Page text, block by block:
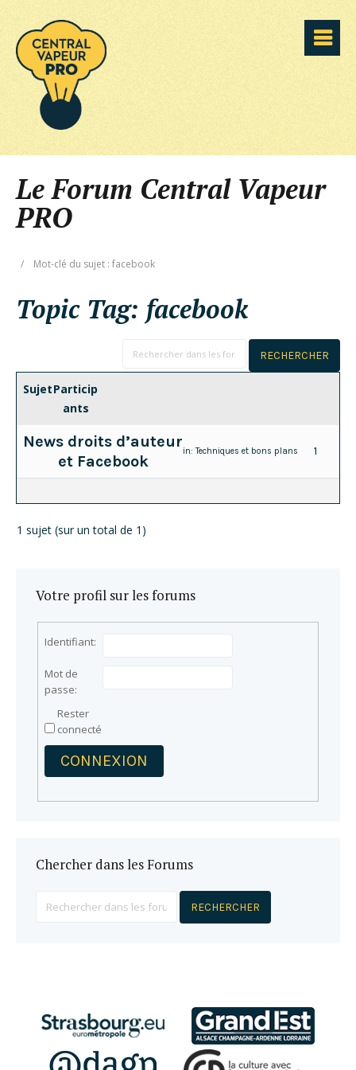
Le Forum Central Vapeur
PRO
/ Mot-clé du sujet : facebook
Topic Tag: facebook
SujetParticip
ants
News droits d’auteur
et Facebook
in:Techniques et bons plans 1
1 sujet (sur un total de 1)
Votre profil sur les forums
Identifiant:
Mot de
passe:
Rester
connecté
CONNEXION
Chercher dans les Forums